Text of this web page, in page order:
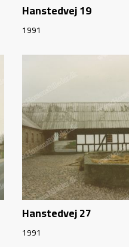
Hanstedvej 19
1991
Hanstedvej 27
1991